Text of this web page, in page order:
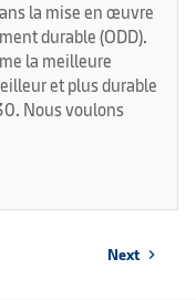
la mise en œuvre
durable (ODD).
la meilleure
et plus durable
Nous voulons
Next chevron_right